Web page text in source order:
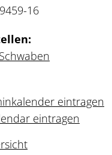
16
eintragen
eintragen